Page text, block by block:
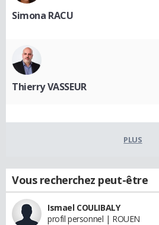
Simona RACU
Thierry VASSEUR
PLUS
Vous recherchez peut-être
Ismael COULIBALY
profil personnel | ROUEN